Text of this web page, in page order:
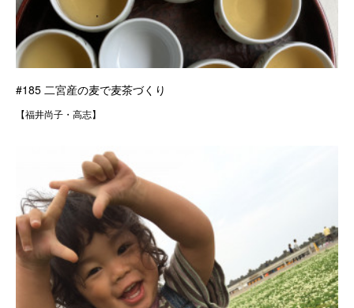
#185 二宮産の麦で麦茶づくり
【福井尚子・高志】